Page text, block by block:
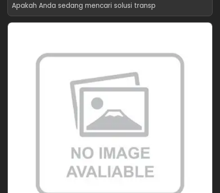
Apakah Anda sedang mencari solusi transp